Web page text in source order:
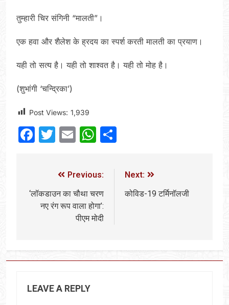
तुम्हारी चिर संगिनी “मालती”।
एक हवा और शैलेश के ह्रदय का स्पर्श करती मालती का प्रयाण।
यही तो सत्य है। यही तो शाश्वत है। यही तो मोह है।
(शुभांगी ‘चन्द्रिका’)
Post Views: 1,939
Facebook
Twitter
EmailWhatsApp
Previous:
‘लॉकडाउन का चौथा चरण
नए रंग रूप वाला होगा’:
पीएम मोदी
Next:
कोविड-19 टर्मिनॉलजी
LEAVE A REPLY